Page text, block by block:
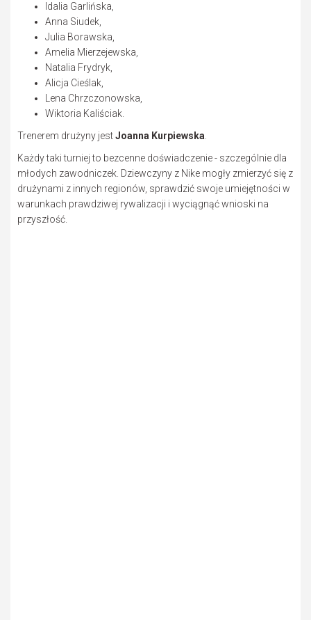
Idalia Garlińska,
Anna Siudek,
Julia Borawska,
Amelia Mierzejewska,
Natalia Frydryk,
Alicja Cieślak,
Lena Chrzczonowska,
Wiktoria Kaliściak.
Trenerem drużyny jestJoanna Kurpiewska
Każdy taki turniej to bezcenne doświadczenie - szczególnie dla
młodych zawodniczek. Dziewczyny z Nike mogły zmierzyć się z
drużynami z innych regionów, sprawdzić swoje umiejętności w
warunkach prawdziwej rywalizacji i wyciągnąć wnioski na
przyszłość.